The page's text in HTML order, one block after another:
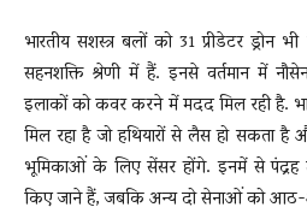
भारतीय सशस्त्र बलों को 31 प्रीडेटर
सहनशक्ति श्रेणी में हैं. इनसे वर्तमान में
इलाकों को कवर करने में मदद मिल रही है.
मिल रहा है जो हथियारों से लैस हो सकता है
भूमिकाओं के लिए सेंसर होंगे. इनमें से पंद्रह
किए जाने हैं, जबकि अन्य दो सेनाओं को